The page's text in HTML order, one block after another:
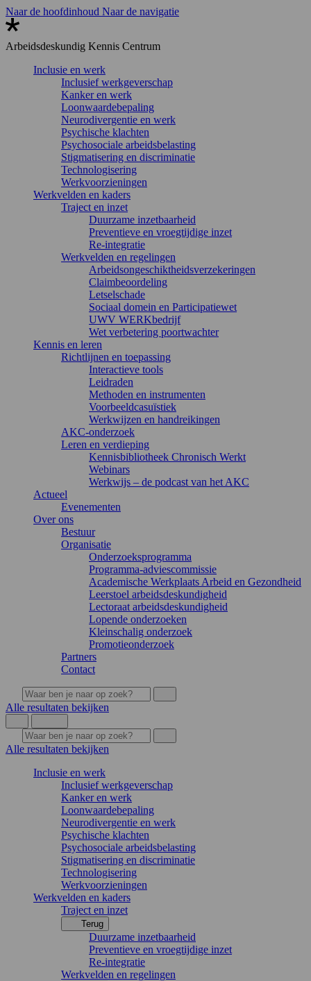
Naar de hoofdinhoud Naar de navigatie
Arbeidsdeskundig Kennis Centrum
Inclusie en werk
Inclusief werkgeverschap
Kanker en werk
Loonwaardebepaling
Neurodivergentie en werk
Psychische klachten
Psychosociale arbeidsbelasting
Stigmatisering en discriminatie
Technologisering
Werkvoorzieningen
Werkvelden en kaders
Traject en inzet
Duurzame inzetbaarheid
Preventieve en vroegtijdige inzet
Re-integratie
Werkvelden en regelingen
Arbeidsongeschiktheidsverzekeringen
Claimbeoordeling
Letselschade
Sociaal domein en Participatiewet
UWV WERKbedrijf
Wet verbetering poortwachter
Kennis en leren
Richtlijnen en toepassing
Interactieve tools
Leidraden
Methoden en instrumenten
Voorbeeldcasuïstiek
Werkwijzen en handreikingen
AKC-onderzoek
Leren en verdieping
Kennisbibliotheek Chronisch Werkt
Webinars
Werkwijs – de podcast van het AKC
Actueel
Evenementen
Over ons
Bestuur
Organisatie
Onderzoeksprogramma
Programma-adviescommissie
Academische Werkplaats Arbeid en Gezondheid
Leerstoel arbeidsdeskundigheid
Lectoraat arbeidsdeskundigheid
Lopende onderzoeken
Kleinschalig onderzoek
Promotieonderzoek
Partners
Contact
Alle resultaten bekijken
Alle resultaten bekijken
Inclusie en werk
Inclusief werkgeverschap
Kanker en werk
Loonwaardebepaling
Neurodivergentie en werk
Psychische klachten
Psychosociale arbeidsbelasting
Stigmatisering en discriminatie
Technologisering
Werkvoorzieningen
Werkvelden en kaders
Traject en inzet
Terug
Duurzame inzetbaarheid
Preventieve en vroegtijdige inzet
Re-integratie
Werkvelden en regelingen